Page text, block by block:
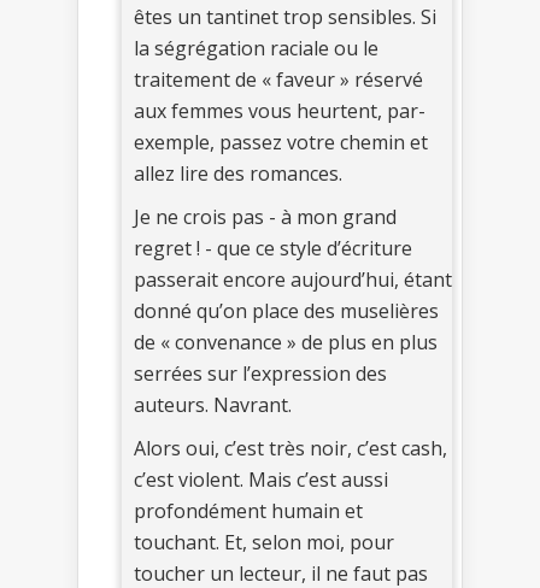
êtes un tantinet trop sensibles. Si
la ségrégation raciale ou le
traitement de « faveur » réservé
aux femmes vous heurtent, par-
exemple, passez votre chemin et
allez lire des romances.
Je ne crois pas - à mon grand
regret ! - que ce style d’écriture
passerait encore aujourd’hui, étant
donné qu’on place des muselières
de « convenance » de plus en plus
serrées sur l’expression des
auteurs. Navrant.
Alors oui, c’est très noir, c’est cash,
c’est violent. Mais c’est aussi
profondément humain et
touchant. Et, selon moi, pour
toucher un lecteur, il ne faut pas